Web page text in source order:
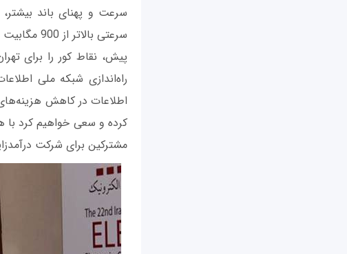
راه‌اندازی شبکه ملی
اطلاعات در کاهش
مشترکین برای شرکت